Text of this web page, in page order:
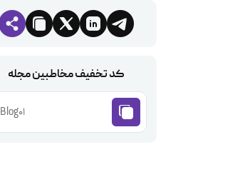
کد تخفیف مخاطبین مجله
Blog01